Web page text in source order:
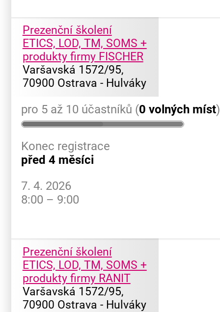
Prezenční školení
ETICS, LOD, TM, SOMS +
produkty firmy FISCHER
Varšavská 1572/95,
70900 Ostrava - Hulváky
pro 5 až 10 účastníků (0 volných míst)
Konec registrace
před 4 měsíci
7. 4. 2026
8:00 – 9:00
Prezenční školení
ETICS, LOD, TM, SOMS +
produkty firmy RANIT
Varšavská 1572/95,
70900 Ostrava - Hulváky